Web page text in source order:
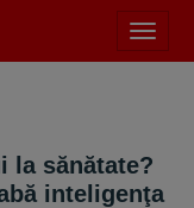
meniu
la sănătate?
inteligenţa